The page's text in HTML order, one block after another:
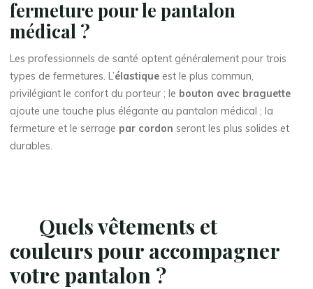
fermeture pour le pantalon
médical ?
Les professionnels de santé optent généralement pour trois
types de fermetures. L’élastique est le plus commun,
privilégiant le confort du porteur ; le bouton avec braguette
ajoute une touche plus élégante au pantalon médical ; la
fermeture et le serrage par cordon seront les plus solides et
durables.
Quels vêtements et
couleurs pour accompagner
votre pantalon ?